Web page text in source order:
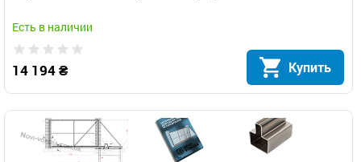
Есть в наличии
14 194 ₴ Купить